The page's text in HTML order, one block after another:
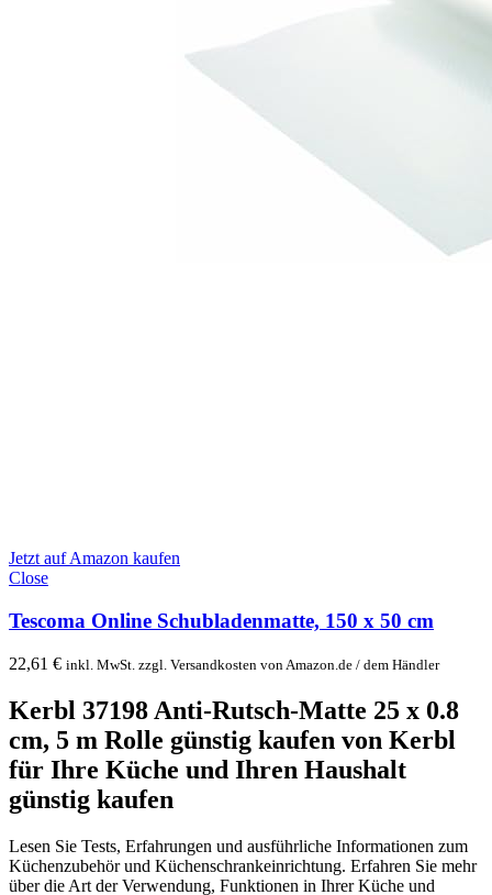
Jetzt auf Amazon kaufen
Close
Tescoma Online Schubladenmatte, 150 x 50 cm
22,61 € inkl. MwSt. zzgl. Versandkosten von Amazon.de / dem Händler
Kerbl 37198 Anti-Rutsch-Matte 25 x 0.8
cm, 5 m Rolle günstig kaufen von Kerbl
für Ihre Küche und Ihren Haushalt
günstig kaufen
Lesen Sie Tests, Erfahrungen und ausführliche Informationen zum
Küchenzubehör und Küchenschrankeinrichtung. Erfahren Sie mehr
über die Art der Verwendung, Funktionen in Ihrer Küche und